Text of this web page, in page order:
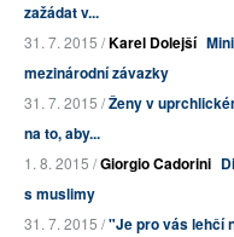
zažádat v...
31. 7. 2015 /Karel Dolejší
mezinárodní závazky
31. 7. 2015 /Ženy v
na to, aby...
1. 8. 2015 /Giorgio Cadorini
s muslimy
31. 7. 2015 /"Je pro vás lehčí